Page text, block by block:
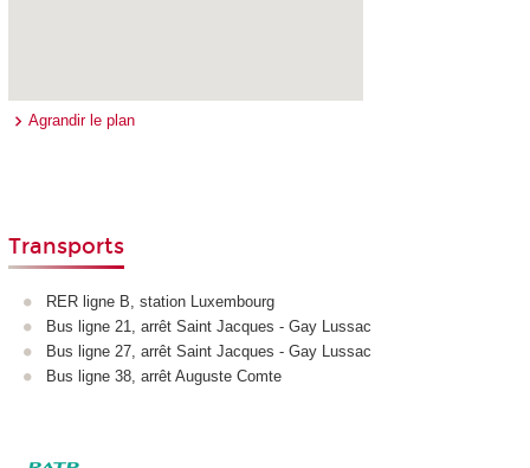
Agrandir le plan
Transports
RER ligne B, station Luxembourg
Bus ligne 21, arrêt Saint Jacques - Gay Lussac
Bus ligne 27, arrêt Saint Jacques - Gay Lussac
Bus ligne 38, arrêt Auguste Comte